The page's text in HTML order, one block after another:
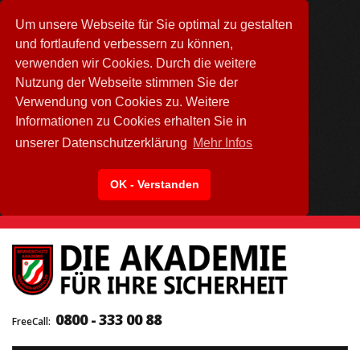
Um unsere Webseite für Sie optimal zu gestalten
und fortlaufend verbessern zu können,
verwenden wir Cookies. Durch die weitere
Nutzung der Webseite stimmen Sie der
Verwendung von Cookies zu. Weitere
Informationen zu Cookies erhalten Sie in
unserer Datenschutzerklärung Mehr Infos
OK - Verstanden
FreeCall: 0800 - 333 00 88